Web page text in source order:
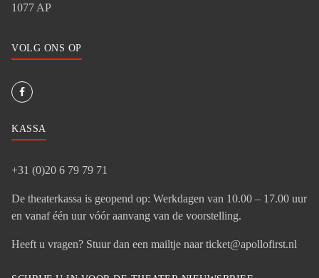
1077 AP
VOLG ONS OP
KASSA
+31 (0)20 6 79 79 71
De theaterkassa is geopend op: Werkdagen van 10.00 – 17.00 uur
en vanaf één uur vóór aanvang van de voorstelling.
Heeft u vragen? Stuur dan een mailtje naar ticket@apollofirst.nl